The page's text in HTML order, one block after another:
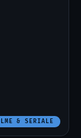
& SERIALE